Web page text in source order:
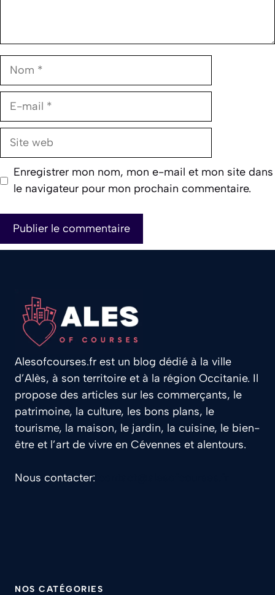
Nom
E-
Site
Enregistrer mon nom, mon e-mail et mon site dans
le navigateur pour mon prochain commentaire.
Alesofcourses.fr est un blog dédié à la ville
d’Alès, à son territoire et à la région Occitanie. Il
propose des articles sur les commerçants, le
patrimoine, la culture, les bons plans, le
tourisme, la maison, le jardin, la cuisine, le bien-
être et l’art de vivre en Cévennes et alentours.
Nous contacter:
NOS CATÉGORIES